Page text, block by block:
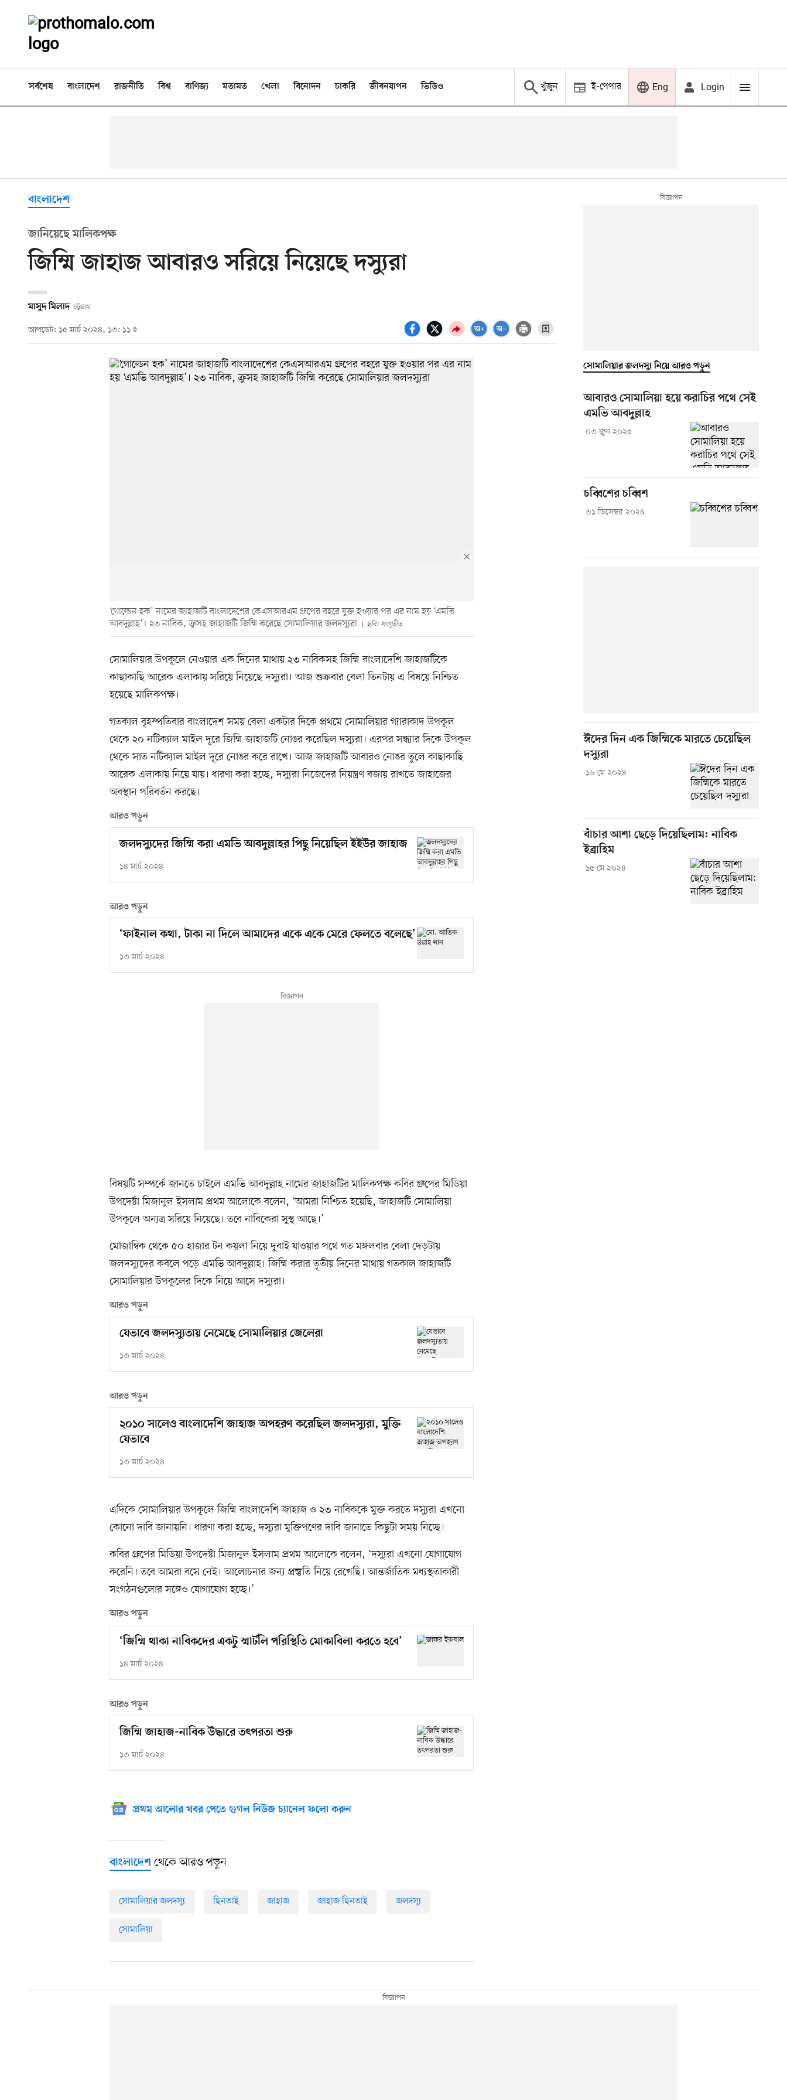
সর্বশেষ বাংলাদেশ রাজনীতি বিশ্ব বাণিজ্য মতামত খেলা বিনোদন চাকরি জীবনযাপন ভিডিও খুঁজুন ই-পেপার Eng Login
বাংলাদেশ
জানিয়েছে মালিকপক্ষ
জিম্মি জাহাজ আবারও সরিয়ে নিয়েছে দস্যুরা
মাসুদ মিলাদ চট্টগ্রাম
আপডেট: ১৫ মার্চ ২০২৪, ১৩: ১১
‘গোল্ডেন হক’ নামের জাহাজটি বাংলাদেশের কেএসআরএম গ্রুপের বহরে যুক্ত হওয়ার পর এর নাম হয় ‘এমভি
আবদুল্লাহ’। ২৩ নাবিক, ক্রুসহ জাহাজটি জিম্মি করেছে সোমালিয়ার জলদস্যুরা
ছবি: সংগৃহীত
সোমালিয়ার উপকূলে নেওয়ার এক দিনের মাথায় ২৩ নাবিকসহ জিম্মি বাংলাদেশি জাহাজটিকে
কাছাকাছি আরেক এলাকায় সরিয়ে নিয়েছে দস্যুরা। আজ শুক্রবার বেলা তিনটায় এ বিষয়ে নিশ্চিত
হয়েছে মালিকপক্ষ।
গতকাল বৃহস্পতিবার বাংলাদেশ সময় বেলা একটার দিকে প্রথমে সোমালিয়ার গ্যারাকাদ উপকূল
থেকে ২০ নটিক্যাল মাইল দূরে জিম্মি জাহাজটি নোঙর করেছিল দস্যুরা। এরপর সন্ধ্যার দিকে উপকূল
থেকে সাত নটিক্যাল মাইল দূরে নোঙর করে রাখে। আজ জাহাজটি আবারও নোঙর তুলে কাছাকাছি
আরেক এলাকায় নিয়ে যায়। ধারণা করা হচ্ছে, দস্যুরা নিজেদের নিয়ন্ত্রণ বজায় রাখতে জাহাজের
অবস্থান পরিবর্তন করছে।
আরও পড়ুন
জলদস্যুদের জিম্মি করা এমভি আবদুল্লাহর পিছু নিয়েছিল ইইউর জাহাজ
১৪ মার্চ ২০২৪
আরও পড়ুন
‘ফাইনাল কথা, টাকা না দিলে আমাদের একে একে মেরে ফেলতে বলেছে’
১৩ মার্চ ২০২৪
বিষয়টি সম্পর্কে জানতে চাইলে এমভি আবদুল্লাহ নামের জাহাজটির মালিকপক্ষ কবির গ্রুপের মিডিয়া
উপদেষ্টা মিজানুল ইসলাম প্রথম আলোকে বলেন, ‘আমরা নিশ্চিত হয়েছি, জাহাজটি সোমালিয়া
উপকূলে অন্যত্র সরিয়ে নিয়েছে। তবে নাবিকেরা সুস্থ আছে।’
মোজাম্বিক থেকে ৫০ হাজার টন কয়লা নিয়ে দুবাই যাওয়ার পথে গত মঙ্গলবার বেলা দেড়টায়
জলদস্যুদের কবলে পড়ে এমভি আবদুল্লাহ। জিম্মি করার তৃতীয় দিনের মাথায় গতকাল জাহাজটি
সোমালিয়ার উপকূলের দিকে নিয়ে আসে দস্যুরা।
আরও পড়ুন
যেভাবে জলদস্যুতায় নেমেছে সোমালিয়ার জেলেরা
১৩ মার্চ ২০২৪
আরও পড়ুন
২০১০ সালেও বাংলাদেশি জাহাজ অপহরণ করেছিল জলদস্যুরা, মুক্তি
যেভাবে
১৩ মার্চ ২০২৪
এদিকে সোমালিয়ার উপকূলে জিম্মি বাংলাদেশি জাহাজ ও ২৩ নাবিককে মুক্ত করতে দস্যুরা এখনো
কোনো দাবি জানায়নি। ধারণা করা হচ্ছে, দস্যুরা মুক্তিপণের দাবি জানাতে কিছুটা সময় নিচ্ছে।
কবির গ্রুপের মিডিয়া উপদেষ্টা মিজানুল ইসলাম প্রথম আলোকে বলেন, ‘দস্যুরা এখনো যোগাযোগ
করেনি। তবে আমরা বসে নেই। আলোচনার জন্য প্রস্তুতি নিয়ে রেখেছি। আন্তর্জাতিক মধ্যস্থতাকারী
সংগঠনগুলোর সঙ্গেও যোগাযোগ হচ্ছে।’
আরও পড়ুন
‘জিম্মি থাকা নাবিকদের একটু স্মার্টলি পরিস্থিতি মোকাবিলা করতে হবে’
১৪ মার্চ ২০২৪
আরও পড়ুন
জিম্মি জাহাজ-নাবিক উদ্ধারে তৎপরতা শুরু
১৩ মার্চ ২০২৪
প্রথম আলোর খবর পেতে গুগল নিউজ চ্যানেল ফলো করুন
বাংলাদেশ থেকে আরও পড়ুন
সোমালিয়ার জলদস্যু ছিনতাই জাহাজ জাহাজ ছিনতাই জলদস্যু
সোমালিয়া
সোমালিয়ার জলদস্যু নিয়ে আরও পড়ুন
আবারও সোমালিয়া হয়ে করাচির পথে সেই
এমভি আবদুল্লাহ
০৩ জুন ২০২৫
চব্বিশের চব্বিশ
৩১ ডিসেম্বর ২০২৪
ঈদের দিন এক জিম্মিকে মারতে চেয়েছিল
দস্যুরা
১৬ মে ২০২৪
বাঁচার আশা ছেড়ে দিয়েছিলাম: নাবিক
ইব্রাহিম
১৫ মে ২০২৪